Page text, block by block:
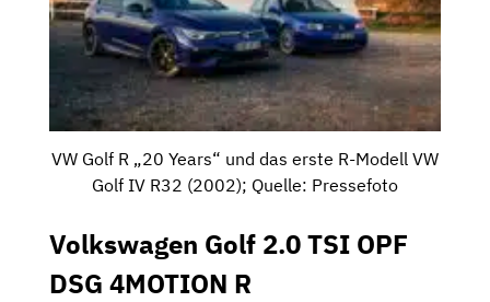
VW Golf R „20 Years“ und das erste R-Modell VW
Golf IV R32 (2002); Quelle: Pressefoto
Volkswagen Golf 2.0 TSI OPF
DSG 4MOTION R